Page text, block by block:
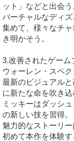
ット」などと出会う
バーチャルなディ
集めて、様々なチ
き明かそう。
3.改善されたゲーム
ウォーレン・スペ
最新のビジュアル
に新たな命を吹き込
ミッキーはダッシ
の新しい技を習得。
魅力的なストーリー
初めて本作を体験